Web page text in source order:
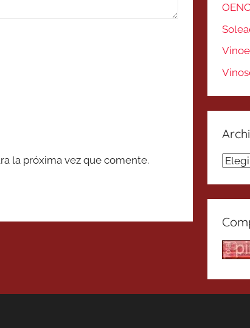
la próxima vez que comente.